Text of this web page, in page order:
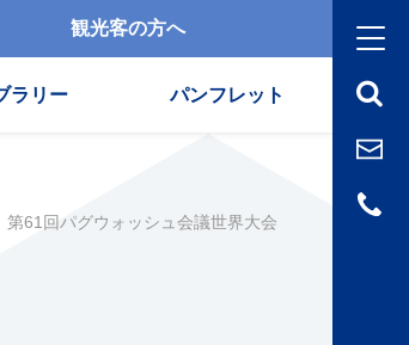
観光客の方へ
ラリー パンフレット
第61回パグウォッシュ会議世界大会